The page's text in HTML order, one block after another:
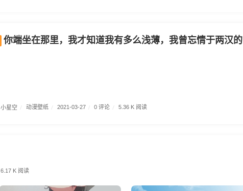
你端坐在那里，我才知道我有多么浅薄，我曾忘情于两汉的歌赋，我曾惊讶于唐宋诗词，也曾流连于宋元的曲牌。如今而你才是人世间真正的圣人。
小星空 / 动漫壁纸 / 2021-03-27 / 0 评论 / 5.36 K 阅读
6.17 K 阅读